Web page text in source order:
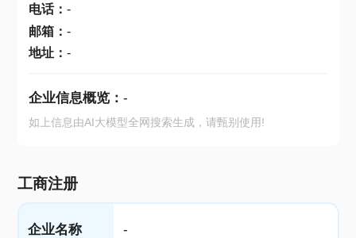
电话： -
邮箱： -
地址： -
企业信息概览： -
如上信息由AI大模型全网搜索生成，请甄别使用!
工商注册
企业名称 -